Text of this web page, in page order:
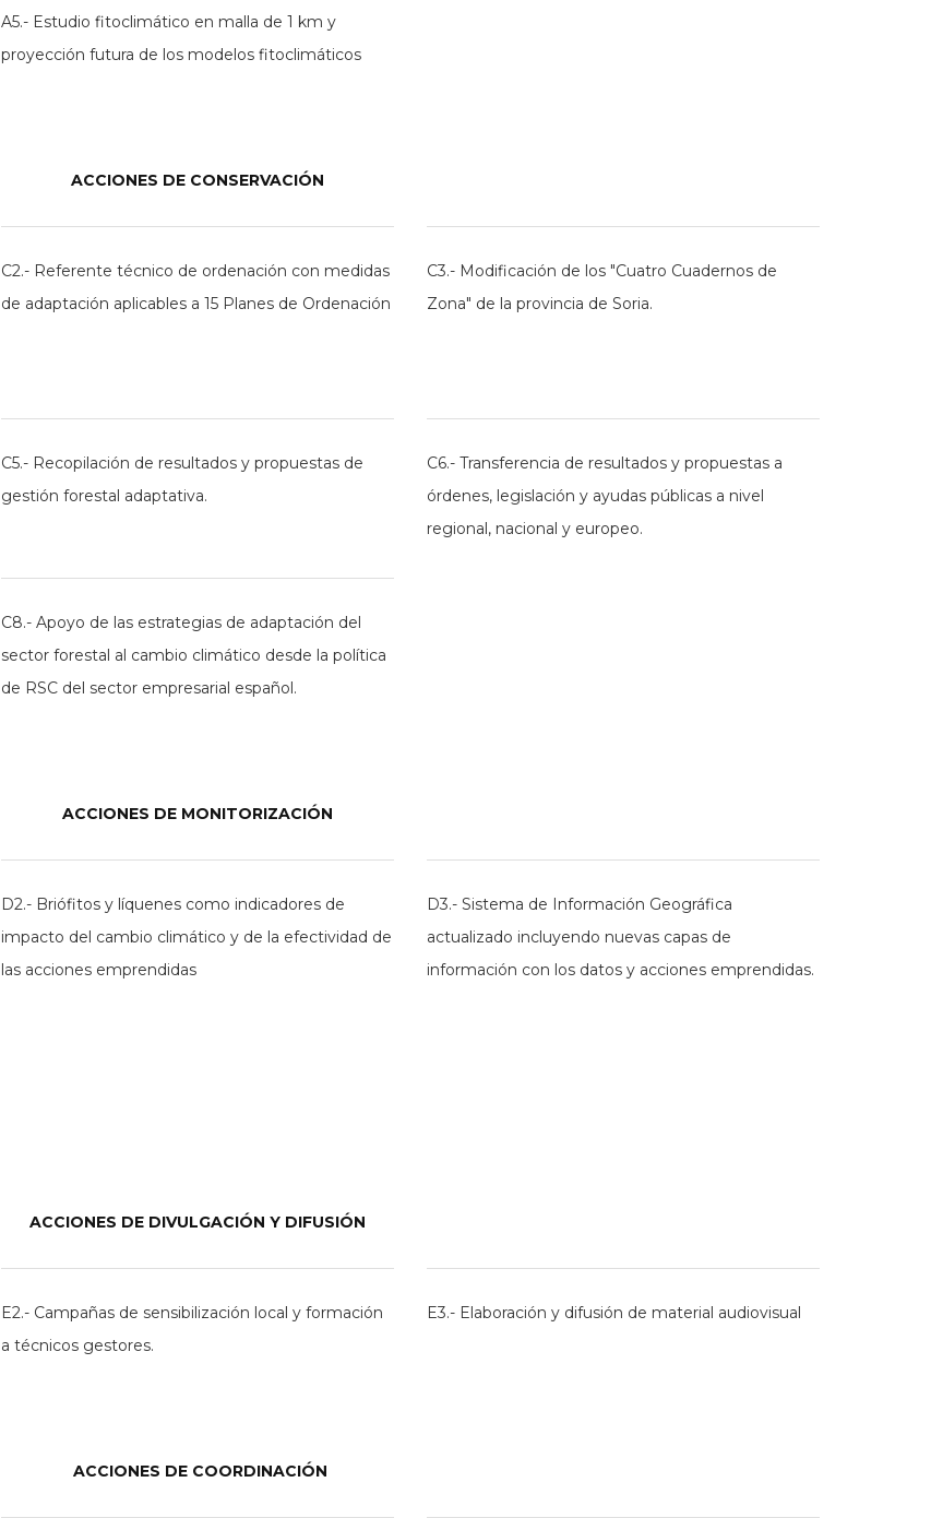
A5.- Estudio fitoclimático en malla de 1 km y
proyección futura de los modelos fitoclimáticos
ACCIONES DE CONSERVACIÓN
C2.- Referente técnico de ordenación con medidas
de adaptación aplicables a 15 Planes de Ordenación
C3.- Modificación de los "Cuatro Cuadernos de
Zona" de la provincia de Soria.
C5.- Recopilación de resultados y propuestas de
gestión forestal adaptativa.
C6.- Transferencia de resultados y propuestas a
órdenes, legislación y ayudas públicas a nivel
regional, nacional y europeo.
C8.- Apoyo de las estrategias de adaptación del
sector forestal al cambio climático desde la política
de RSC del sector empresarial español.
ACCIONES DE MONITORIZACIÓN
D2.- Briófitos y líquenes como indicadores de
impacto del cambio climático y de la efectividad de
las acciones emprendidas
D3.- Sistema de Información Geográfica
actualizado incluyendo nuevas capas de
información con los datos y acciones emprendidas.
ACCIONES DE DIVULGACIÓN Y DIFUSIÓN
E2.- Campañas de sensibilización local y formación
a técnicos gestores.
E3.- Elaboración y difusión de material audiovisual
ACCIONES DE COORDINACIÓN